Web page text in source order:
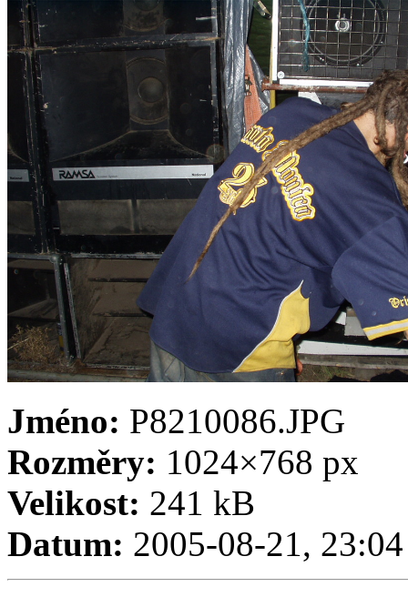
Jméno: P8210086.JPG
Rozměry: 1024×768 px
Velikost: 241 kB
Datum: 2005-08-21, 23:04